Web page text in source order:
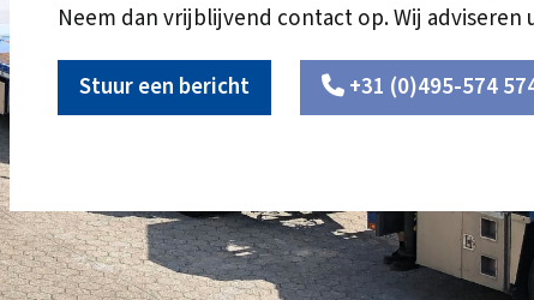
Neem dan vrijblijvend contact op. Wij adviseren
Stuur een bericht +31 (0)495-574